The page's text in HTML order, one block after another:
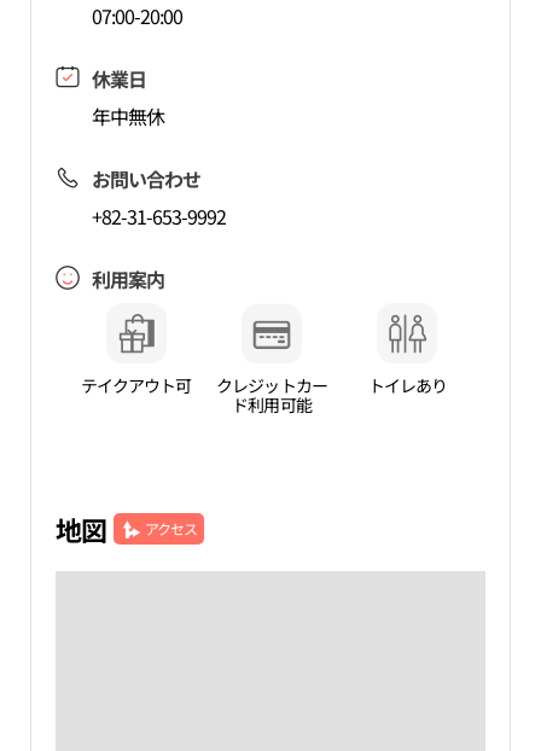
07:00-20:00
休業日
年中無休
お問い合わせ
+82-31-653-9992
利用案内
テイクアウト可
クレジットカー
ド利用可能
トイレあり
地図 アクセス